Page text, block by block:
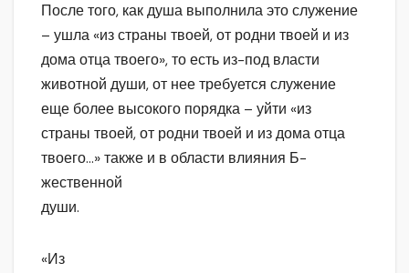
После того, как душа выполнила это служение
– ушла «из страны твоей, от родни твоей и из
дома отца твоего», то есть из-под власти
животной души, от нее требуется служение
еще более высокого порядка – уйти «из
страны твоей, от родни твоей и из дома отца
твоего…» также и в области влияния Б-
жественной
души.
«Из